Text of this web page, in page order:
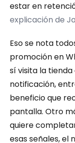
estar en
explicación de
Eso se nota
promoción en
sí visita la
notificación,
beneficio que
pantalla. Otro
quiere
esas señales, el